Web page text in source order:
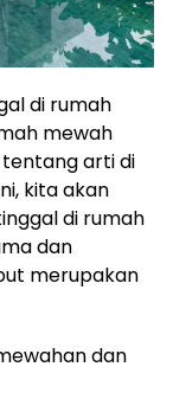
di rumah
mewah
arti di
kita akan
di rumah
dan
merupakan
dan